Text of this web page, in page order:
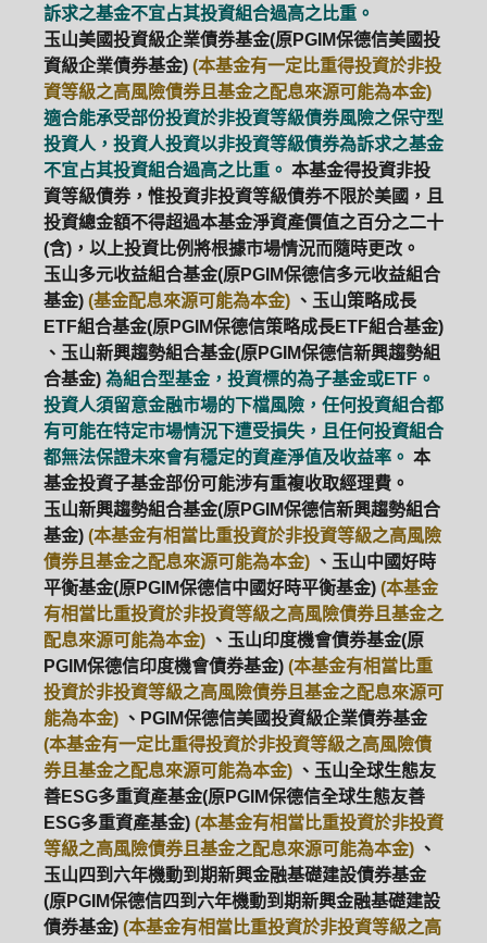
訴求之基金不宜占其投資組合過高之比重。
玉山美國投資級企業債券基金(原PGIM保德信美國投
資級企業債券基金) (本基金有一定比重得投資於非投
資等級之高風險債券且基金之配息來源可能為本金)
適合能承受部份投資於非投資等級債券風險之保守型
投資人，投資人投資以非投資等級債券為訴求之基金
不宜占其投資組合過高之比重。 本基金得投資非投
資等級債券，惟投資非投資等級債券不限於美國，且
投資總金額不得超過本基金淨資產價值之百分之二十
(含)，以上投資比例將根據市場情況而隨時更改。
玉山多元收益組合基金(原PGIM保德信多元收益組合
基金) (基金配息來源可能為本金) 、玉山策略成長
ETF組合基金(原PGIM保德信策略成長ETF組合基金)
、玉山新興趨勢組合基金(原PGIM保德信新興趨勢組
合基金) 為組合型基金，投資標的為子基金或ETF。
投資人須留意金融市場的下檔風險，任何投資組合都
有可能在特定市場情況下遭受損失，且任何投資組合
都無法保證未來會有穩定的資產淨值及收益率。 本
基金投資子基金部份可能涉有重複收取經理費。
玉山新興趨勢組合基金(原PGIM保德信新興趨勢組合
基金) (本基金有相當比重投資於非投資等級之高風險
債券且基金之配息來源可能為本金) 、玉山中國好時
平衡基金(原PGIM保德信中國好時平衡基金) (本基金
有相當比重投資於非投資等級之高風險債券且基金之
配息來源可能為本金) 、玉山印度機會債券基金(原
PGIM保德信印度機會債券基金) (本基金有相當比重
投資於非投資等級之高風險債券且基金之配息來源可
能為本金) 、PGIM保德信美國投資級企業債券基金
(本基金有一定比重得投資於非投資等級之高風險債
券且基金之配息來源可能為本金) 、玉山全球生態友
善ESG多重資產基金(原PGIM保德信全球生態友善
ESG多重資產基金) (本基金有相當比重投資於非投資
等級之高風險債券且基金之配息來源可能為本金) 、
玉山四到六年機動到期新興金融基礎建設債券基金
(原PGIM保德信四到六年機動到期新興金融基礎建設
債券基金) (本基金有相當比重投資於非投資等級之高